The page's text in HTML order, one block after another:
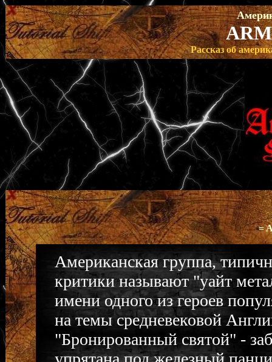
Рассказ об
=
Американская группа,
критики называют "уайт
имени одного из героев
на темы средневековой
"Бронированный святой" -